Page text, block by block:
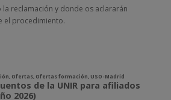
reclamación y donde os aclararán
el procedimiento.